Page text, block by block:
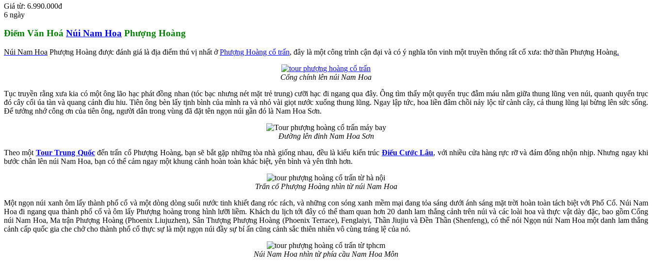
Giá từ: 6.990.000đ
6 ngày
Điểm Văn Hoá Núi Nam Hoa Phượng Hoàng
Núi Nam Hoa Phượng Hoàng được đánh giá là địa điểm thú vị nhất ởPhượng Hoàng cổ trấn, đây là một công trình cận đại và có ý nghĩa tôn vinh một truyền thống rất cổ xưa: thờ thần Phượng Hoàng.
Cổng chính lên núi Nam Hoa
Tục truyền rằng xưa kia có một ông lão hạc phát đồng nhan (tóc bạc nhưng nét mặt trẻ trung) cưỡi hạc đi ngang qua đây. Ông tìm thấy một quyển trục đẫm máu nằm giữa thung lũng ven núi, quanh quyển trục
đó cây cối úa tàn và quang cảnh đìu hiu. Tiên ông bèn lấy tịnh bình của mình ra và nhỏ vài giọt nước xuống thung lũng. Ngay lập tức, hoa liền đâm chồi nảy lộc từ cành cây, cả thung lũng lại bừng lên sức sống.
Để tưởng nhớ công ơn của tiên ông, người dân trong vùng đã đặt tên ngọn núi gần đó là Nam Hoa Sơn.
Đường lên đỉnh Nam Hoa Sơn
Theo một TourTrung Quốcđến trấn cổ Phượng Hoàng, bạn sẽ bắt gặp những tòa nhà giống nhau, đều là kiểu kiến trúc Điếu Cước Lâu, với nhiều cửa hàng rực rỡ và đám đông nhộn nhịp. Nhưng ngay khi
bước chân lên núi Nam Hoa, bạn có thể cảm ngay một khung cảnh hoàn toàn khác biệt, yên bình và yên tĩnh hơn.
Trấn cổ Phượng Hoàng nhìn từ núi Nam Hoa
Một ngọn núi xanh ôm lấy thành phố cổ và một dòng dòng suối nước tinh khiết đang róc rách, và những con sóng xanh mềm mại đang tỏa sáng dưới ánh sáng mặt trời hoàn toàn tách biệt với Phố Cổ. Núi Nam
Hoa đi ngang qua thành phố cổ và ôm lấy Phượng hoàng trong hình lưỡi liềm. Khách du lịch tới đây có thể tham quan hơn 20 danh lam thắng cảnh trên núi và các loài hoa và thực vật dày đặc, bao gồm Cổng
núi Nam Hoa, Ma trận Phượng Hoàng (Phoenix Liujuzhen), Sân Thượng Phượng Hoàng (Phoenix Terrace), Fenglaiyi, Thần Jiujiu và Đền Thần (Shenfeng), có thể nói Ngọn núi Nam Hoa một danh lam thắng
cảnh cấp quốc gia che chở cho thành phố cổ thực sự là một ngọn núi đầy sự bí ấn cũng cảnh sắc thiên nhiên vô cùng tráng lệ của nó.
Núi Nam Hoa nhìn từ phía cầu Nam Hoa Môn